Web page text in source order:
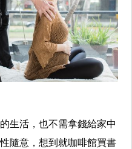
生活，也不需拿錢給家中
隨意，想到就咖啡館買書